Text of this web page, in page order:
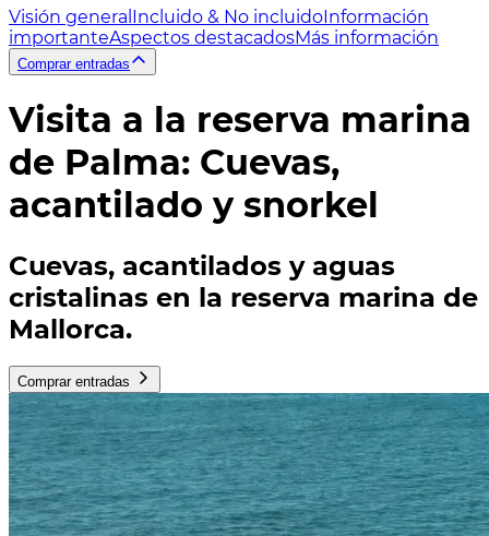
Visión general Incluido & No incluidoInformación
importanteAspectos destacadosMás información
Comprar entradas
Visita a la reserva marina
de Palma: Cuevas,
acantilado y snorkel
Cuevas, acantilados y aguas
cristalinas en la reserva marina de
Mallorca.
Comprar entradas